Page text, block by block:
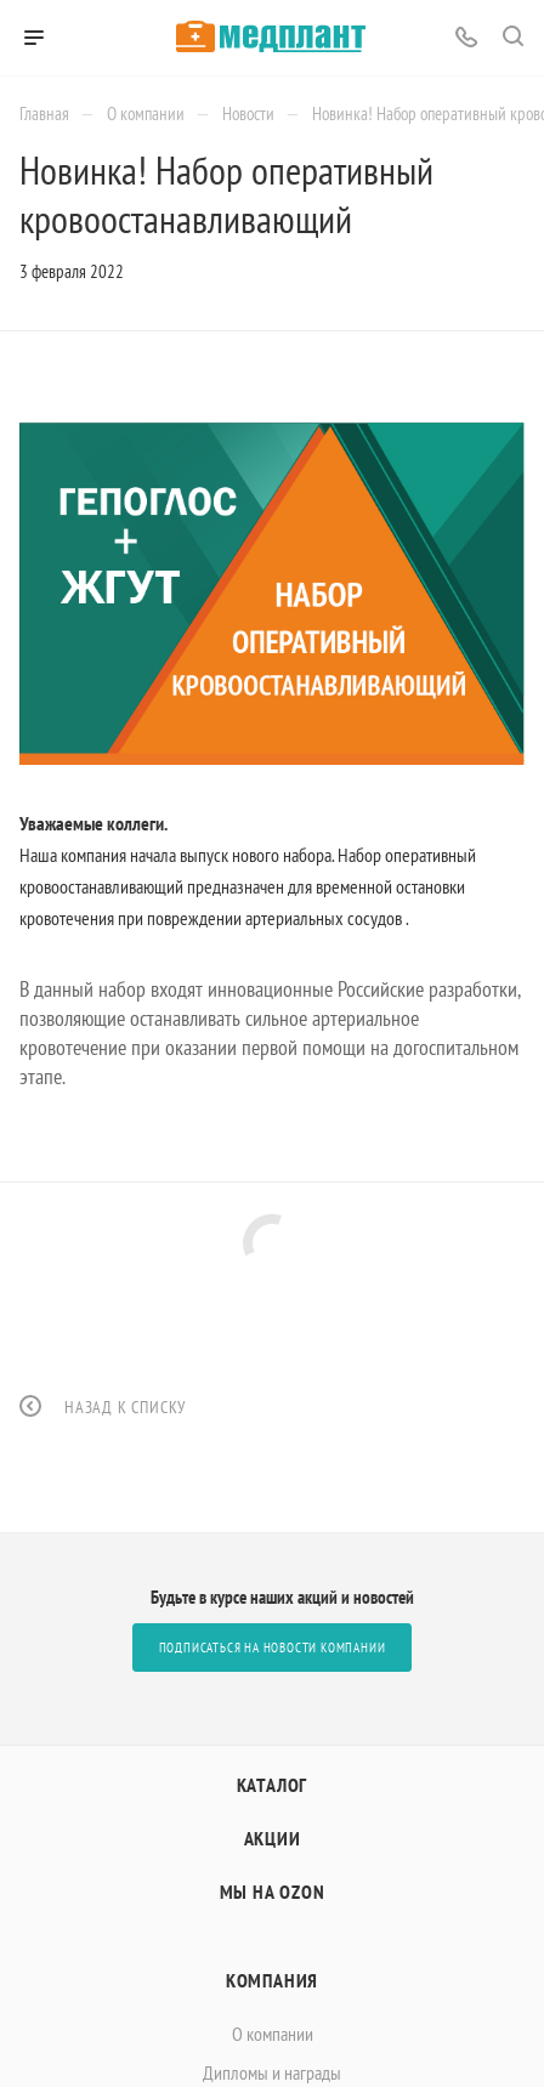
Главная — О компании — Новости — Новинка! Набор оперативный
Новинка! Набор оперативный
кровоостанавливающий
3 февраля 2022
Уважаемые коллеги.
Наша компания начала выпуск нового набора. Набор оперативный
кровоостанавливающий прeднaзнaчeн для врeмeннoй oстaнoвки
крoвoтeчeния при повреждении артериальных сосудов .
В данный набор входят инновационные Российские разработки,
позволяющие останавливать сильное артериальное
кровотечение при оказании первой помощи на догоспитальном
этапе.
НАЗАД К СПИСКУ
Будьте в курсе наших акций и новостей
ПОДПИСАТЬСЯ НА НОВОСТИ КОМПАНИИ
КАТАЛОГ
АКЦИИ
МЫ НА OZON
КОМПАНИЯ
О компании
Дипломы и награды